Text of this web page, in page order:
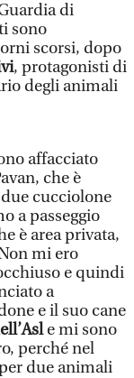
di
sono
scorsi, dopo
, protagonisti di
degli animali
affacciato
che è
cucciolone
a passeggio
è area privata,
mi ero
e quindi
a
e il suo cane
e mi sono
perché nel
due animali